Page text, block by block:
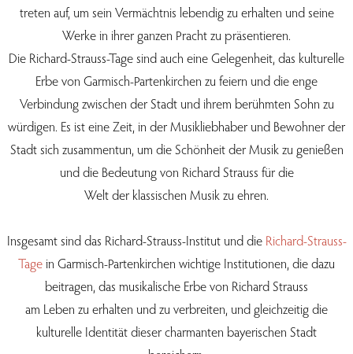
treten auf, um sein Vermächtnis lebendig zu erhalten und seine
Werke in ihrer ganzen Pracht zu präsentieren.
Die Richard-Strauss-Tage sind auch eine Gelegenheit, das kulturelle
Erbe von Garmisch-Partenkirchen zu feiern und die enge
Verbindung zwischen der Stadt und ihrem berühmten Sohn zu
würdigen. Es ist eine Zeit, in der Musikliebhaber und Bewohner der
Stadt sich zusammentun, um die Schönheit der Musik zu genießen
und die Bedeutung von Richard Strauss für die
Welt der klassischen Musik zu ehren.
Insgesamt sind das Richard-Strauss-Institut und die Richard-Strauss-
Tagein Garmisch-Partenkirchen wichtige Institutionen, die dazu
beitragen, das musikalische Erbe von Richard Strauss
am Leben zu erhalten und zu verbreiten, und gleichzeitig die
kulturelle Identität dieser charmanten bayerischen Stadt